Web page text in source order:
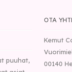
puuhat,
OTA
Kemut
00140